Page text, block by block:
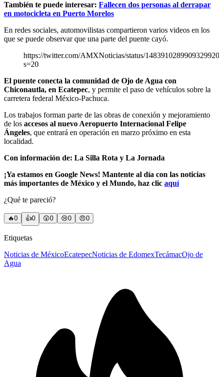
También te puede interesar: Fallecen dos personas al derrapar
en motocicleta en Puerto Morelos
En redes sociales, automovilistas compartieron varios videos en los
que se puede observar que una parte del puente cayó.
https://twitter.com/AMXNoticias/status/
s=20
El puente conecta la comunidad de Ojo de Agua con
Chiconautla, en Ecatepec, y permite el paso de vehículos sobre la
carretera federal México-Pachuca.
Los trabajos forman parte de las obras de conexión y mejoramiento
de los accesos al nuevo Aeropuerto Internacional Felipe
Ángeles, que entrará en operación en marzo próximo en esta
localidad.
Con información de: La Silla Rota y La Jornada
¡Ya estamos en Google News! Mantente al día con las noticias
más importantes de México y el Mundo, haz clic aquí
¿Qué te pareció?
🔥0 👍0 😲0 😢0 😠0
Etiquetas
Noticias de MéxicoEcatepecNoticias de EdomexTecámacOjo de
Agua